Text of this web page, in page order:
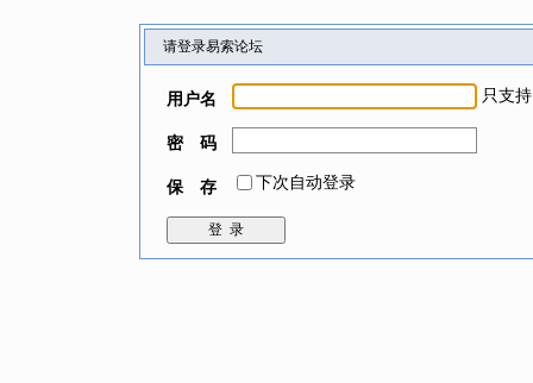
请登录易索论坛
用户名 只支
密 码
保 存 下次自动登录